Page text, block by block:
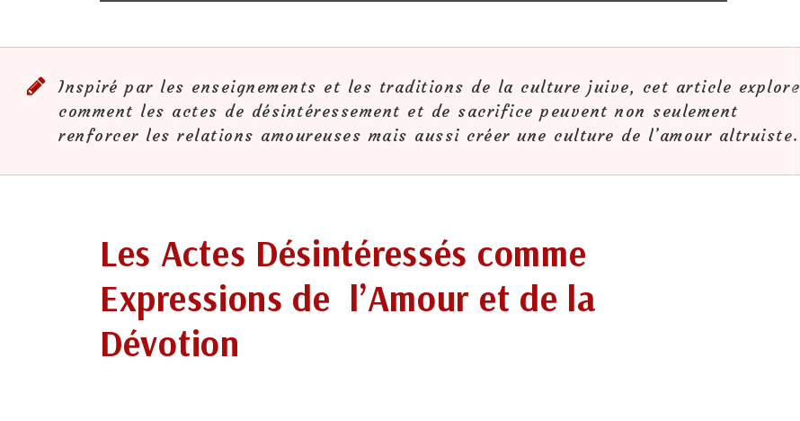
Inspiré par les enseignements et les traditions de la culture juive, cet article explore
comment les actes de désintéressement et de sacrifice peuvent non seulement
renforcer les relations amoureuses mais aussi créer une culture de l’amour altruiste.
Les Actes Désintéressés comme
Expressions de l’Amour et de la
Dévotion